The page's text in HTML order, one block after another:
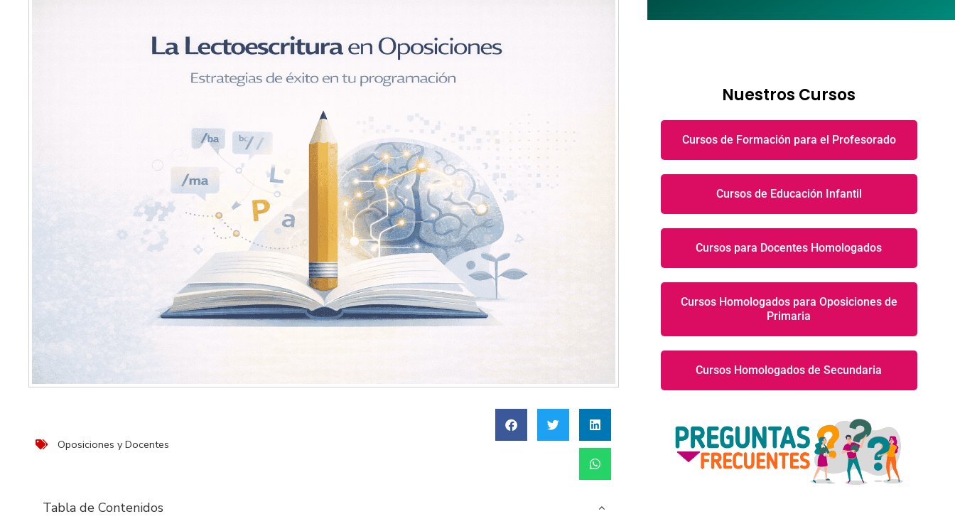
Oposiciones y Docentes
Tabla de Contenidos
Nuestros Cursos
Cursos de Formación para el Profesorado
Cursos de Educación Infantil
Cursos para Docentes Homologados
Cursos Homologados para Oposiciones de
Primaria
Cursos Homologados de Secundaria